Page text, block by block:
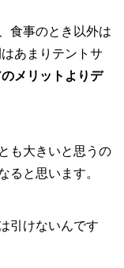
食事のとき以外は
あまりテントサ
メリットよりデ
も大きいと思うの
ると思います。
引けないんです